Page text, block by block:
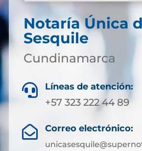
Notaría Única
Sesquile
Cundinamarca
 Líneas de atención:
+57 323 222 44 89
 Correo electrónico: